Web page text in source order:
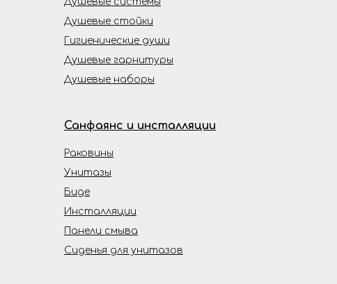
Душевые гарнитуры
Душевые наборы
Гигиенические души
Душевые стойки
Инсталляции
Панели смыва
Сиденья для унитазов
Биде
Унитазы
Раковины
Санфаянс и инсталляции